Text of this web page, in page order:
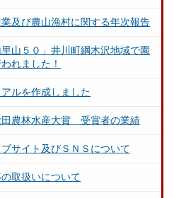
及び農山漁村に関する年次報告
里山５０」井川町綱木沢地域で園
れました！
ルを作成しました
田農林水産大賞 受賞者の業績
サイト及びＳＮＳについて
取扱いについて